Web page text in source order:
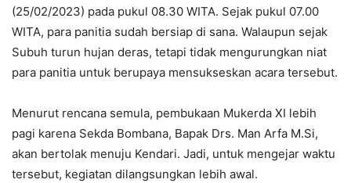
(25/02/2023) pada pukul 08.30 WITA. Sejak pukul 07.00
WITA, para panitia sudah bersiap di sana. Walaupun sejak
Subuh turun hujan deras, tetapi tidak mengurungkan niat
para panitia untuk berupaya mensukseskan acara tersebut.
Menurut rencana semula, pembukaan Mukerda XI lebih
pagi karena Sekda Bombana, Bapak Drs. Man Arfa M.Si,
akan bertolak menuju Kendari. Jadi, untuk mengejar waktu
tersebut, kegiatan dilangsungkan lebih awal.